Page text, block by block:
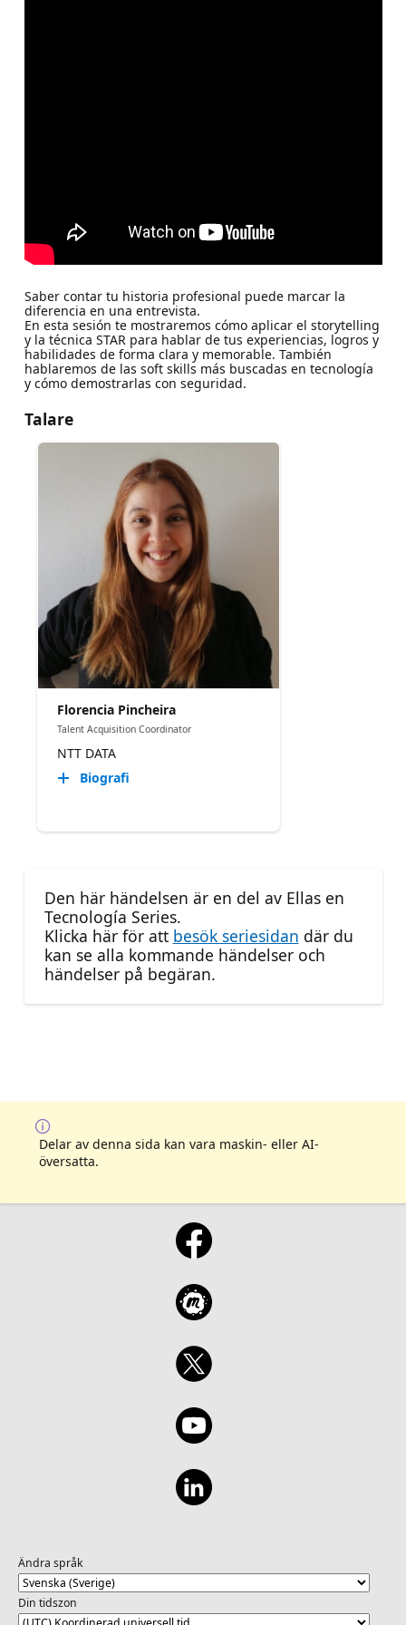
Saber contar tu historia profesional puede marcar la
diferencia en una entrevista.
En esta sesión te mostraremos cómo aplicar el storytelling
y la técnica STAR para hablar de tus experiencias, logros y
habilidades de forma clara y memorable. También
hablaremos de las soft skills más buscadas en tecnología
y cómo demostrarlas con seguridad.
Talare
Florencia Pincheira
Talent Acquisition Coordinator
NTT DATA
Biografi
Den här händelsen är en del av Ellas en
Tecnología Series.
Klicka här för att besök seriesidan där du
kan se alla kommande händelser och
händelser på begäran.
Delar av denna sida kan vara maskin- eller AI-
översatta.
Ändra språk
Din tidszon